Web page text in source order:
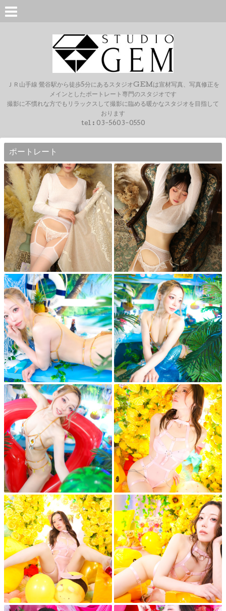
ＪＲ山手線 鶯谷駅から徒歩5分にあるスタジオGEMは宣材写真、写真修正を
メインとしたポートレート専門のスタジオです
撮影に不慣れな方でもリラックスして撮影に臨める暖かなスタジオを目指して
おります
tel : 03-5603-0550
ポートレート